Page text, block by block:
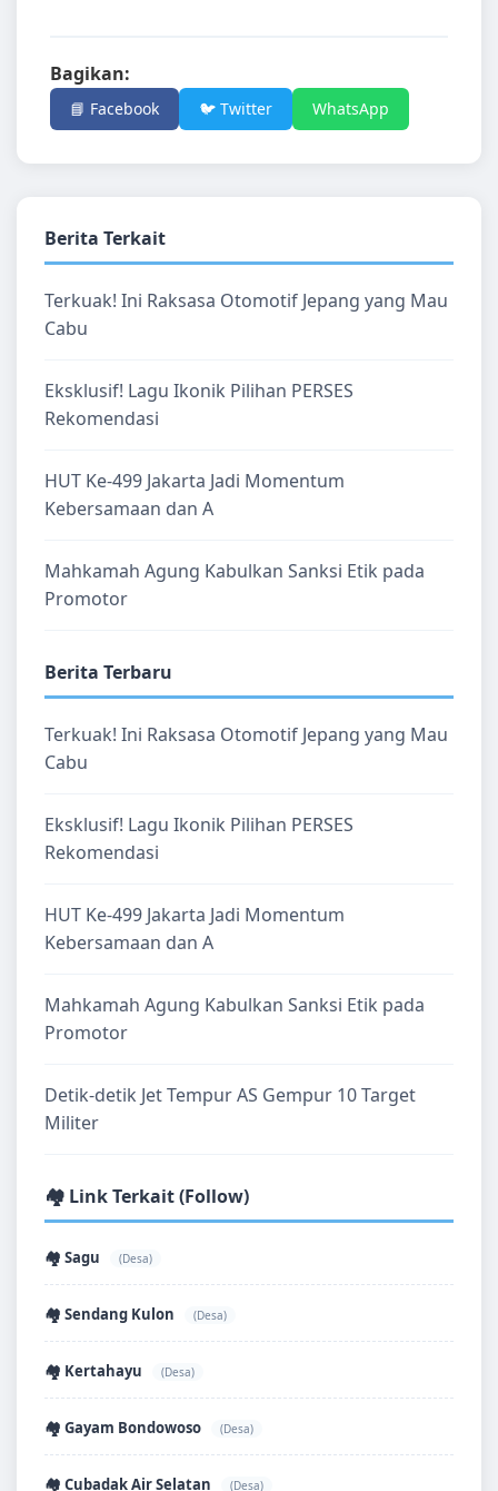
Bagikan:
📘 Facebook 🐦 Twitter WhatsApp
Berita Terkait
Terkuak! Ini Raksasa Otomotif Jepang yang Mau
Cabu
Eksklusif! Lagu Ikonik Pilihan PERSES
Rekomendasi
HUT Ke-499 Jakarta Jadi Momentum
Kebersamaan dan A
Mahkamah Agung Kabulkan Sanksi Etik pada
Promotor
Berita Terbaru
Terkuak! Ini Raksasa Otomotif Jepang yang Mau
Cabu
Eksklusif! Lagu Ikonik Pilihan PERSES
Rekomendasi
HUT Ke-499 Jakarta Jadi Momentum
Kebersamaan dan A
Mahkamah Agung Kabulkan Sanksi Etik pada
Promotor
Detik-detik Jet Tempur AS Gempur 10 Target
Militer
🏘️ Link Terkait (Follow)
🏘️ Sagu (Desa)
🏘️ Sendang Kulon (Desa)
🏘️ Kertahayu (Desa)
🏘️ Gayam Bondowoso (Desa)
🏘️ Cubadak Air Selatan (Desa)